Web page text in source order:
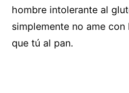
hombre intolerante al
simplemente no ame con
que tú al pan.